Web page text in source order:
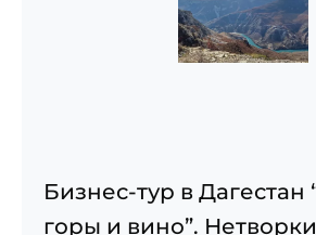
Бизнес-тур в Дагестан
горы и вино”.